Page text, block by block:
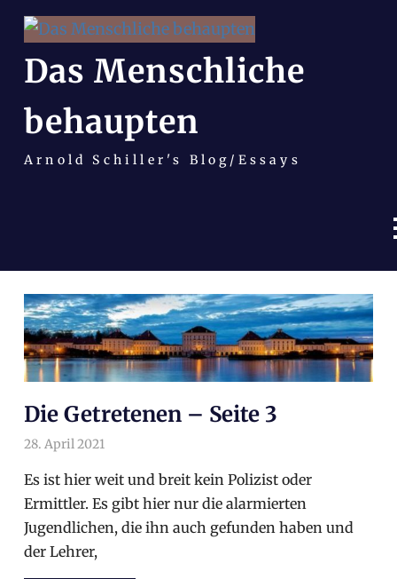
Inhalt
springen
Das Menschliche
behaupten
Arnold Schiller's Blog/Essays
Die Getretenen – Seite 3
28. April 2021
Es ist hier weit und breit kein Polizist oder
Ermittler. Es gibt hier nur die alarmierten
Jugendlichen, die ihn auch gefunden haben und
der Lehrer,